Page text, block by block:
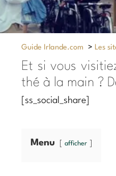
Guide Irlande.com > Les
Et si vous
thé à la main ?
[ss_social_share]
Menu afficher